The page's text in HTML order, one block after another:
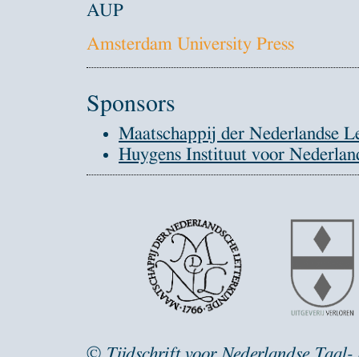
AUP
Amsterdam University Press
Sponsors
Maatschappij der Nederlandse
Huygens Instituut voor